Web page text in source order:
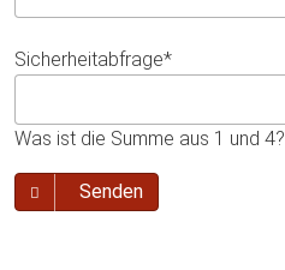
Sicherheitabfrage*
Was ist die Summe aus 1 und 4?
Senden